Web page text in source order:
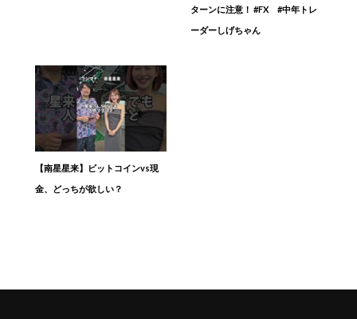
ターンに注意！ #FX #中年トレ
ーダーしげちゃん
【南星​星来】ビットコインvs現
金、どっちが欲しい？